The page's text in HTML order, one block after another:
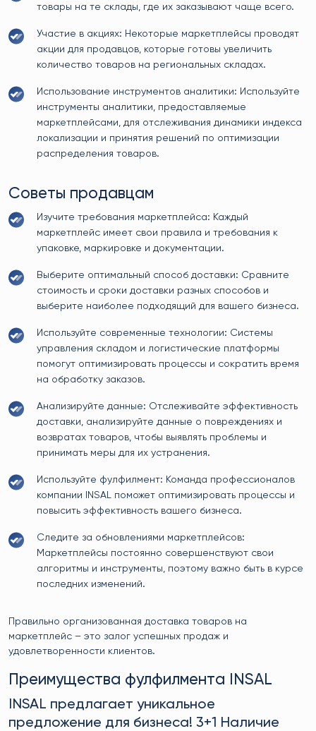
товары на те склады, где их заказывают чаще всего.
Участие в акциях: Некоторые маркетплейсы проводят
акции для продавцов, которые готовы увеличить
количество товаров на региональных складах.
Использование инструментов аналитики: Используйте
инструменты аналитики, предоставляемые
маркетплейсами, для отслеживания динамики индекса
локализации и принятия решений по оптимизации
распределения товаров.
Советы продавцам
Изучите требования маркетплейса: Каждый
маркетплейс имеет свои правила и требования к
упаковке, маркировке и документации.
Выберите оптимальный способ доставки: Сравните
стоимость и сроки доставки разных способов и
выберите наиболее подходящий для вашего бизнеса.
Используйте современные технологии: Системы
управления складом и логистические платформы
помогут оптимизировать процессы и сократить время
на обработку заказов.
Анализируйте данные: Отслеживайте эффективность
доставки, анализируйте данные о повреждениях и
возвратах товаров, чтобы выявлять проблемы и
принимать меры для их устранения.
Используйте фулфилмент: Команда профессионалов
компании INSAL поможет оптимизировать процессы и
повысить эффективность вашего бизнеса.
Следите за обновлениями маркетплейсов:
Маркетплейсы постоянно совершенствуют свои
алгоритмы и инструменты, поэтому важно быть в курсе
последних изменений.
Правильно организованная доставка товаров на
маркетплейс – это залог успешных продаж и
удовлетворенности клиентов.
Преимущества фулфилмента INSAL
INSAL предлагает уникальное
предложение для бизнеса! 3+1 Наличие